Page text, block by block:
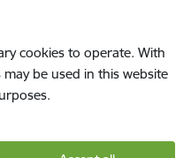
cookies to operate. With
be used in this website